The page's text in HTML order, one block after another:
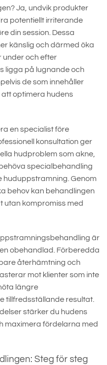
Ja, undvik produkter
potentiellt irriterande
din session. Dessa
känslig och därmed öka
under och efter
ligga på lugnande och
de som innehåller
att optimera hudens
en specialist före
konsultation ger
hudproblem som akne,
specialbehandling
Genom
behov kan behandlingen
utan kompromiss med
är
obehandlad. Förberedda
återhämtning och
mot klienter som inte
längre
tillfredsställande resultat.
stärker du hudens
maximera fördelarna med
Steg för steg